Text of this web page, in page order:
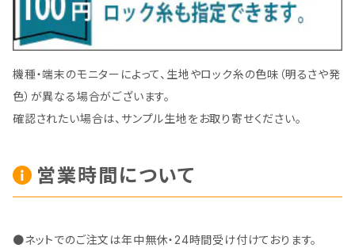
機種・端末のモニターによって、生地やロック糸の色味（明るさや発
色）が異なる場合がございます。
確認されたい場合は、サンプル生地をお取り寄せください。
営業時間について
●ネットでのご注文は年中無休・24時間受け付けております。